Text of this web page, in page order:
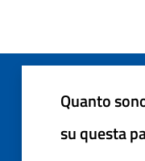
Quanto
su questa